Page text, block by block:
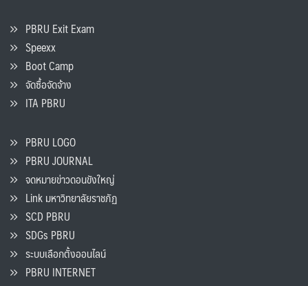
PBRU Exit Exam
Speexx
Boot Camp
จัดซื้อจัดจ้าง
ITA PBRU
PBRU LOGO
PBRU JOURNAL
จดหมายข่าวดอนขังใหญ่
Link มหาวิทยาลัยราชภัฏ
SCD PBRU
SDGs PBRU
ระบบเลือกตั้งออนไลน์
PBRU INTERNET